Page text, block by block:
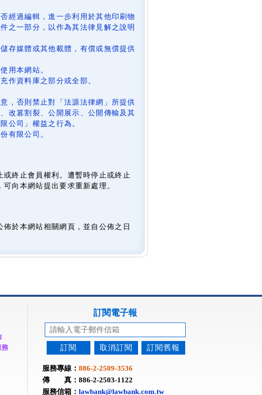
經過編輯，進一步利用於其他印刷物
之一部分，以作為其法律見解之說明
存媒體或其他載體，有償或無償提供
用本網站。
作資料庫之部分或全部。
，否則禁止對「法源法律網」所提供
改篡割裂、公開展示、公開傳輸及其
公司」權益之行為。
有限公司。
終止會員權利。遭暫時停止或終止
向本網站提出要求重新處理。
於本網站相關網頁，並自公佈之日
務
訂閱電子報
訂閱 取消訂閱 訂閱舊報
服務專線： 886-2-2509-3536
傳 真：886-2-2503-1122
服務信箱： lawbank@lawbank.com.tw